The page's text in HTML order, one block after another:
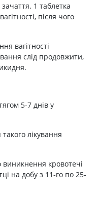
1 таблетка
після чого
вагітності
слід продовжити,
5-7 днів у
лікування
кровотечі
на добу з 11-го по 25-